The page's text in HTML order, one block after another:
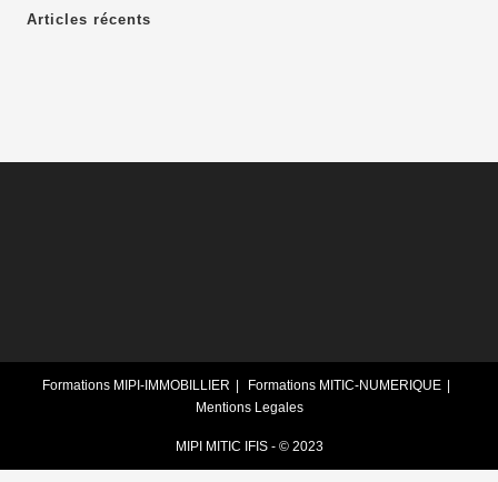
Articles récents
Formations MIPI-IMMOBILLIER
Formations MITIC-NUMERIQUE
Mentions Legales
MIPI MITIC IFIS - © 2023